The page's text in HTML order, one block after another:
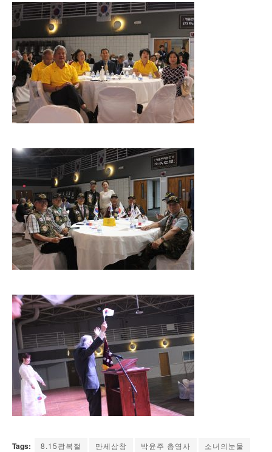
Tags: 8.15광복절 만세삼창 박윤주 총영사
소녀의눈물